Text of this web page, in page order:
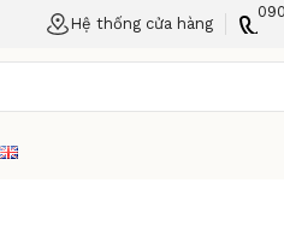
Hệ thống cửa hàng